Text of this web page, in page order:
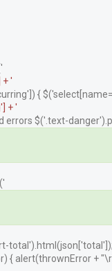
'
{
+ '
errors $('.text-
{ alert(thrownError +